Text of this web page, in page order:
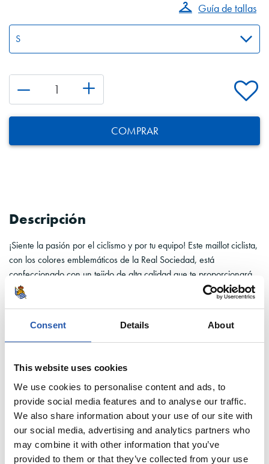
Consent Details About
This website uses cookies
We use cookies to personalise content and ads, to
provide social media features and to analyse our traffic.
We also share information about your use of our site with
our social media, advertising and analytics partners who
may combine it with other information that you’ve
provided to them or that they’ve collected from your use
Guía de tallas
COMPRAR
Descripción
¡Siente la pasión por el ciclismo y por tu equipo! Este maillot ciclista,
con los colores emblemáticos de la Real Sociedad, está
confeccionado con un tejido de alta calidad que te proporcionará
la máxima comodidad y transpirabilidad. Su diseño versátil y su
ajuste perfecto te permitirán usarlo en una amplia variedad de
Referencia 0895011